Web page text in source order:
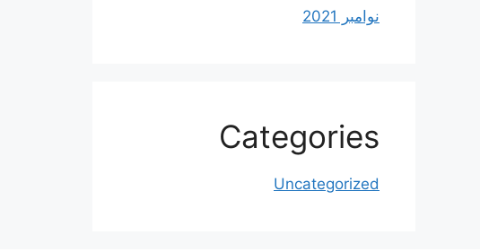
نوامبر 2021
Categories
Uncategorized